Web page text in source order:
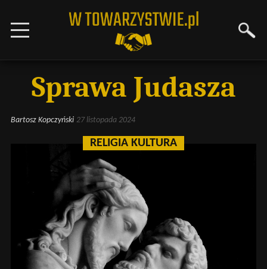
Sprawa Judasza
Bartosz Kopczyński 27 listopada 2024
RELIGIA KULTURA